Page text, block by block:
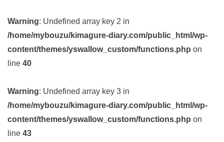
Warning: Undefined array key 2 in
/home/mybouzu/kimagure-diary.com/public_html/wp-
content/themes/yswallow_custom/functions.php on
line 40
Warning: Undefined array key 3 in
/home/mybouzu/kimagure-diary.com/public_html/wp-
content/themes/yswallow_custom/functions.php on
line 43